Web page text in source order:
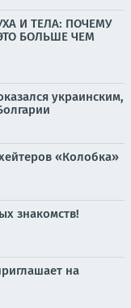
И ТЕЛА: ПОЧЕМУ
БОЛЬШЕ ЧЕМ
украинским,
«Колобка»
знакомств!
на